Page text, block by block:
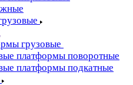
грузовые
платформы поворотные
платформы подкатные